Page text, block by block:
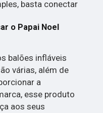
basta conectar
o Papai Noel
balões infláveis
várias, além de
a
esse produto
aos seus